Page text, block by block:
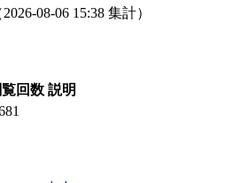
2026-08-06 15:38 集計）
覧回数 説明